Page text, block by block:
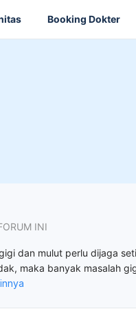
Booking Dokter
INI
dan mulut perlu dijaga
maka banyak masalah